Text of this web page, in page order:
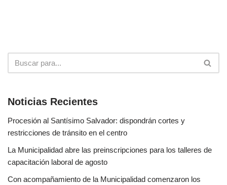
Noticias Recientes
Procesión al Santísimo Salvador: dispondrán cortes y
restricciones de tránsito en el centro
La Municipalidad abre las preinscripciones para los talleres de
capacitación laboral de agosto
Con acompañamiento de la Municipalidad comenzaron los